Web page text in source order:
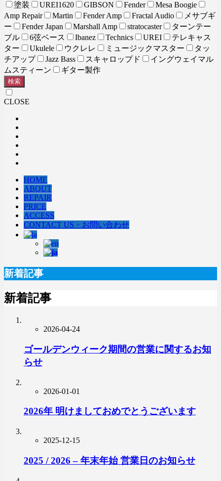
塗装
UREI1620 GIBSON Fender
Mesa Boogie
Amp Repair
Martin Fender Amp Fractal Audio
メサブギ
ー
Fender Japan Marshall Amp stratocaster
ターンテー
ブル
6弦ベース Ibanez Technics UREI
テレキャス
ター
Ukulele ウクレレ ミュージックマスター
タッ
チアップ
Jazz Bass スキャロップド
イングウェイマル
ムスティーン
ギター製作
検索
CLOSE
HOME
ABOUT
REPAIR
PRICE
ACCESS
CONTACT US・お問い合わせ
新着記事
新着記事
2026-04-24
ゴールデンウィーク期間の営業に関するお知
らせ
2026-01-01
2026年 明けましておめでとうございます
2025-12-15
2025 / 2026 – 年末年始 営業日のお知らせ